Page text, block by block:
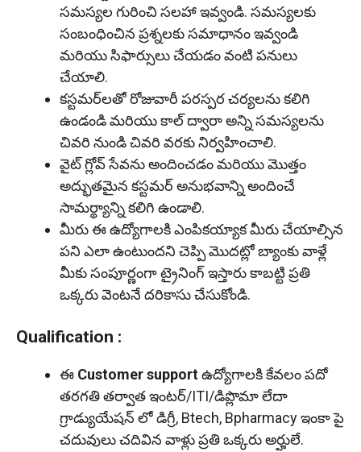
సమస్యల గురించి సలహా ఇవ్వండి. సమస్యలకు
సంబంధించిన ప్రశ్నలకు సమాధానం ఇవ్వండి
మరియు సిఫార్సులు చేయడం వంటి పనులు
చేయాలి.
కస్టమర్‌లతో రోజువారీ పరస్పర చర్యలను కలిగి
ఉండండి మరియు కాల్ ద్వారా అన్ని సమస్యలను
చివరి నుండి చివరి వరకు నిర్వహించాలి.
వైట్ గ్లోవ్ సేవను అందించడం మరియు మొత్తం
అద్భుతమైన కస్టమర్ అనుభవాన్ని అందించే
సామర్థ్యాన్ని కలిగి ఉండాలి.
మీరు ఈ ఉద్యోగాలకి ఎంపికయ్యాక మీరు చేయాల్సిన
పని ఎలా ఉంటుందని చెప్పి మొదట్లో బ్యాంకు వాళ్లే
మీకు సంపూర్ణంగా ట్రైనింగ్ ఇస్తారు కాబట్టి ప్రతి
ఒక్కరు వెంటనే దరికాసు చేసుకోండి.
Qualification :
ఈ Customer supportఉద్యోగాలకి కేవలం పదో
తరగతి తర్వాత ఇంటర్/ITI/డిప్లొమా లేదా
గ్రాడ్యుయేషన్ లో డిగ్రీ, Btech, Bpharmacy ఇంకా పై
చదువులు చదివిన వాళ్లు ప్రతి ఒక్కరు అర్హులే.